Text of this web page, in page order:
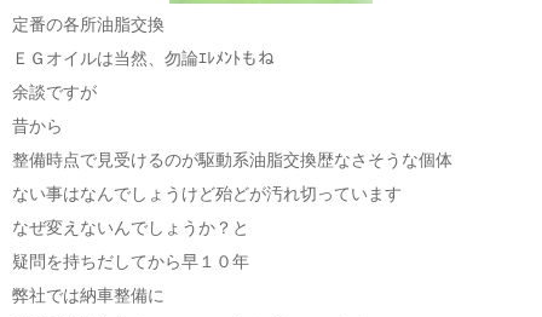
定番の各所油脂交換
ＥＧオイルは当然、勿論ｴﾚﾒﾝﾄもね
余談ですが
昔から
整備時点で見受けるのが駆動系油脂交換歴なさそうな個体
ない事はなんでしょうけど殆どが汚れ切っています
なぜ変えないんでしょうか？と
疑問を持ちだしてから早１０年
弊社では納車整備に